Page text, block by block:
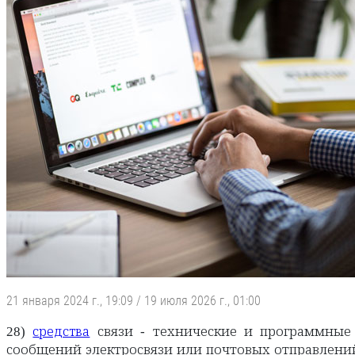
21 января 2024 г., 19:09 / 19 июля 2026 г., 01:00
28)средства
связи - технические и
сообщений электросвязи или почтовых